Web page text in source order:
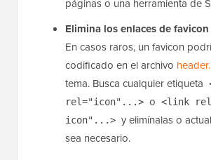
complementos:Algunos
complementos tienen su propia
de favicon que puede anular su
del sitio. Asegúrese de que no
configurado en las opciones de
un complemento, como un
páginas o una herramienta de
Elimina los enlaces de favicon